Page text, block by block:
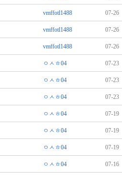
vmffotl1488 07-26
vmffotl1488 07-26
vmffotl1488 07-26
ㅇㅅㅎ04 07-23
ㅇㅅㅎ04 07-23
ㅇㅅㅎ04 07-23
ㅇㅅㅎ04 07-19
ㅇㅅㅎ04 07-19
ㅇㅅㅎ04 07-19
ㅇㅅㅎ04 07-16